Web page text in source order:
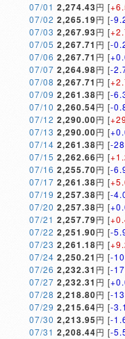
07/01 2,274.43円 [
07/02 2,265.19円 [-
07/03 2,267.93円 [
07/05 2,267.71 円 [-
07/06 2,267.71 円 [
07/07 2,264.98円 [-
07/08 2,267.71 円 [
07/09 2,261.38円 [-
07/10 2,260.54円 [-
07/12 2,290.00円 [
07/13 2,290.00円 [
07/14 2,261.38円 [-
07/15 2,262.66円 [
07/16 2,255.70円 [-
07/17 2,261.38円 [
07/19 2,257.38円 [-
07/20 2,257.38円 [
07/21 2,257.79円 [
07/22 2,251.90円 [-
07/23 2,261.18円 [
07/24 2,250.21 円 [-
07/26 2,232.31 円 [-
07/27 2,232.31 円 [
07/28 2,218.80円 [-
07/29 2,215.64円 [-
07/30 2,213.95円 [-
07/31 2,208.44円 [-